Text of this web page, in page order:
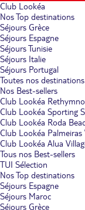
Club Lookéa
Nos Top destinations
Séjours Grèce
Séjours Espagne
Séjours Tunisie
Séjours Italie
Séjours Portugal
Toutes nos destinations
Nos Best-sellers
Club Lookéa
Club Lookéa Sporting
Club Lookéa Roda
Club Lookéa Palmeiras
Club Lookéa Alua
Tous nos Best-sellers
TUI Sélection
Nos Top destinations
Séjours Espagne
Séjours Maroc
Séjours Grèce